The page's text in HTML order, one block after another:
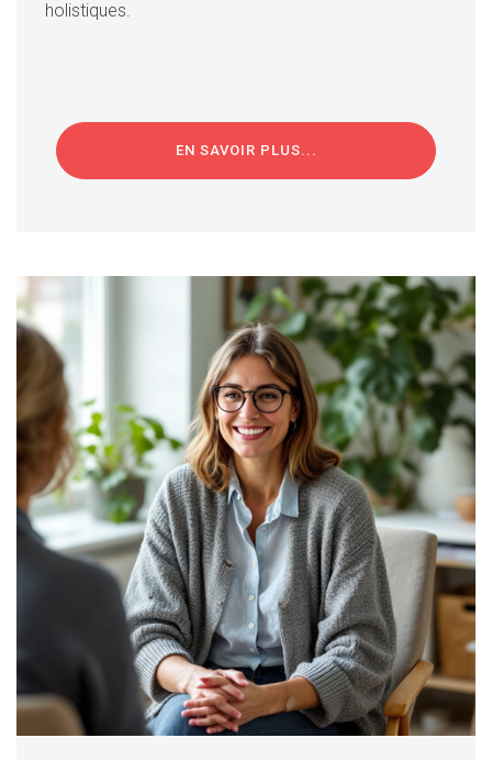
holistiques.
EN SAVOIR PLUS...